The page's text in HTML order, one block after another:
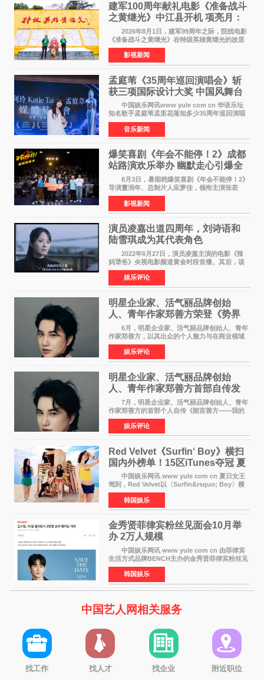
建军100周年献礼电影《准备战斗
之黄继光》中江县开机 项亮月：
以光影为笔，书写英雄赞歌
2026年8月1日，建军99周年之际，院线电影
《准备战斗之黄继光》在特级英雄黄继光的故里
——四川省德阳市中江县黄继光出生地正式开
机。本片出品人、总制片人项亮月主持开机仪
式，&zwnj;特级英雄
影视新闻
孟庭苇《35周年巡回演唱会》斩
获三项国际设计大奖 中国风舞台
美学获全球认可
中国娱乐网讯www yule com cn 华语乐坛
知名歌手孟庭苇孟里花落知多少35周年巡回演唱
会再传喜讯。该演唱会先后荣获美国MUSE
Creative Awards白金奖（Platinum Winner）、
英国London Design
音乐新闻
爆笑喜剧《年会不能停！2》成都
站路演欢乐举办 幽默走心引爆全
场共鸣
8月3日，暑期档爆笑喜剧《年会不能停！2》
导演董润年、总制片人应萝佳，领衔主演张若
昀、白客，惊喜出演庄达菲，特别主演孙艺洲，
特别出演田雨，友情出演欧阳奋强出席成都路
演，与观众近距离互
影视新闻
演员凌嘉出道四周年，刘诗语和
陆雪琪成为其代表角色
2022年6月27日，演员凌嘉主演的电影《辣
妈犟爸》央视电影频道黄金时段首播。其后，该
电影在央视电影频道多次复播（2022年8月10
日，2022年9月30日，2023年7月17日，2025年7
月14日）。除了多次复
娱乐评论
明星企业家、活气丽品牌创始
人、青年作家郑善方荣登《势界
POWERCIRCLES》6月刊
6月，明星企业家、活气丽品牌创始人、青年
作家郑善方，以其出众的个人魅力与在商业领域
的卓越建树，成功登上《势界
POWERCIRCLES》，展现了他在时尚与商业领
域的双重影响力。 明星企业家、青
娱乐评论
明星企业家、活气丽品牌创始
人、青年作家郑善方首部自传发
布， 书写跨界创业者的成长答卷
7月，明星企业家、活气丽品牌创始人、青年
作家郑善方的首部个人自传《能言善方——我的
跨界人生》正式发行。这本书以他的人生轨迹为
脉络，首次完整公开了从逐梦少年到横跨美业、
公益等多领域的
娱乐评论
Red Velvet《Surfin‘ Boy》横扫
国内外榜单！15区iTunes夺冠 夏
日女王强势回归
中国娱乐网讯 www yule com cn 夏日女王
驾到，Red Velvet以〈Surfin&rsquo; Boy〉横
扫国内外榜单，获得音乐粉丝的热烈反响。
Red Velvet于3日发行了夏日迷你专辑《Velvet
Summer》，
韩国娱乐
金秀贤菲律宾粉丝见面会10月举
办 2万人规模
中国娱乐网讯 www yule com cn 由菲律宾
生活方式品牌BENCH主办的金秀贤菲律宾粉丝见
面会，将于10月2日在马尼拉SM Mall of
Asia（MOA）竞技场举行，预计规模达2万人。
这也是金秀贤自去年陷
韩国娱乐
中国艺人网相关服务
找工作 找人才 找企业 附近职位